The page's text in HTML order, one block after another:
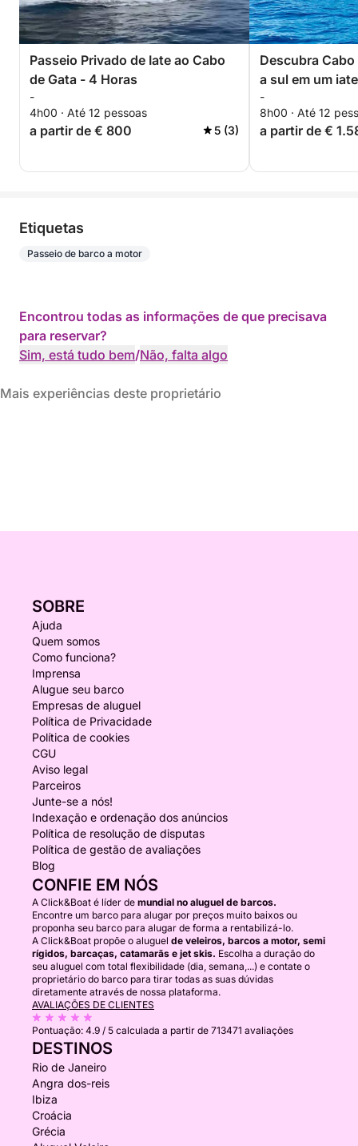
Passeio Privado de Iate ao Cabo
de Gata - 4 Horas
-
4h00 · Até 12 pessoas
a partir de € 800 5 (3)
Descubra
a sul em um
-
8h00 · Até 12
a partir de €
Etiquetas
Passeio de barco a motor
Encontrou todas as informações de que precisava
para reservar?
Sim, está tudo bem/Não, falta algo
Mais experiências deste proprietário
SOBRE
Ajuda
Quem somos
Como funciona?
Imprensa
Alugue seu barco
Empresas de aluguel
Política de Privacidade
Política de cookies
CGU
Aviso legal
Parceiros
Junte-se a nós!
Indexação e ordenação dos anúncios
Política de resolução de disputas
Política de gestão de avaliações
Blog
CONFIE EM NÓS
A Click&Boat é líder de mundial no aluguel de barcos.
Encontre um barco para alugar por preços muito baixos ou
proponha seu barco para alugar de forma a rentabilizá-lo.
A Click&Boat propõe o aluguel de veleiros, barcos a motor, semi
rígidos, barcaças, catamarãs e jet skis. Escolha a duração do
seu aluguel com total flexibilidade (dia, semana,...) e contate o
proprietário do barco para tirar todas as suas dúvidas
diretamente através de nossa plataforma.
AVALIAÇÕES DE CLIENTES
Pontuação: 4.9 / 5 calculada a partir de 713471 avaliações
DESTINOS
Rio de Janeiro
Angra dos-reis
Ibiza
Croácia
Grécia